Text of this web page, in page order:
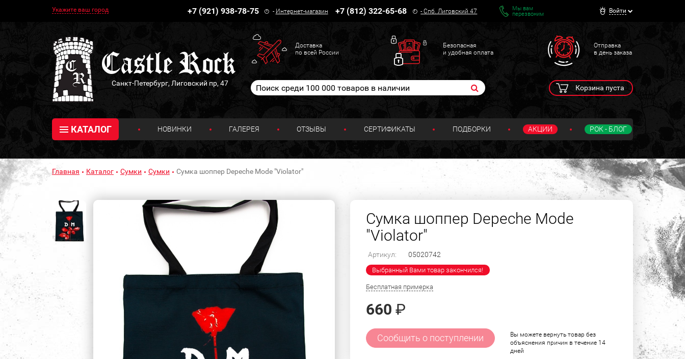
Укажите ваш город +7 (921) 938-78-75 - Интернет-магазин +7 (812) 322-65-68 -Спб. Лиговский 47
Мы вам
перезвоним
Войти
Санкт-Петербург, Лиговский пр, 47
Доставка
по всей России
Безопасная
и удобная оплата
Отправка
в день заказа
Корзина пуста
КАТАЛОГ НОВИНКИ ГАЛЕРЕЯ ОТЗЫВЫ СЕРТИФИКАТЫ ПОДБОРКИ АКЦИИ РОК - БЛОГ
Главная Каталог Сумки Сумки Сумка шоппер Depeche Mode "Violator"
Сумка шоппер Depeche Mode
"Violator"
Артикул: 05020742
Выбранный Вами товар закончился!
Бесплатная примерка
660 ₽
Сообщить о поступлении
Вы можете вернуть товар без
объяснения причин в течение 14
дней